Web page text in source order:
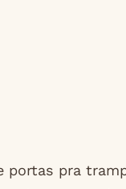
portas pra